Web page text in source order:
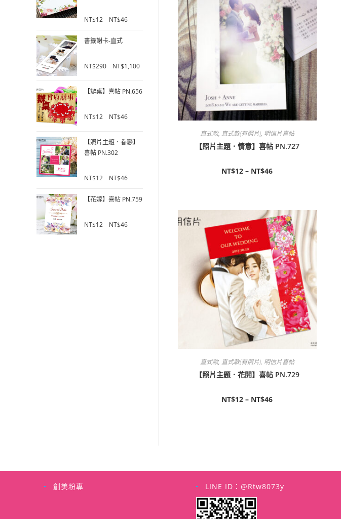
直式款, 直式款(有照片), 明信片喜帖
【照片主題．情意】喜帖 PN.727
NT$12 – NT$46
直式款, 直式款(有照片), 明信片喜帖
【照片主題．花開】喜帖 PN.729
NT$12 – NT$46
t
f
NT$12 NT$46
書籤謝卡-直式
5
NT$290 NT$1,100
【辦桌】喜帖 PN.656
o
NT$12 NT$46
【照片主題．眷戀】
喜帖 PN.302
f
NT$12 NT$46
【花嫁】喜帖 PN.759
NT$12 NT$46
創美粉專 LINE ID：@rtw8073y